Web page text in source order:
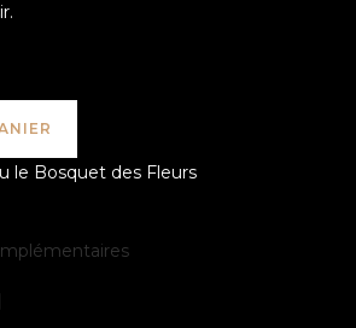
le Bosquet des Fleurs